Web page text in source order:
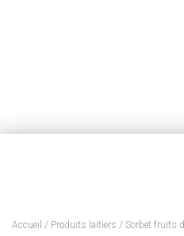
Accueil / Produits laitiers / Sorbet fruits